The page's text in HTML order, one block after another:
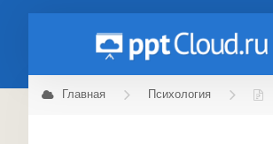
Главная Психология